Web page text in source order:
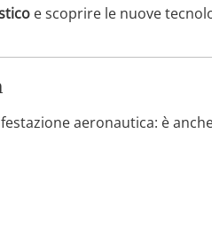
e scoprire le nuove
aeronautica: è